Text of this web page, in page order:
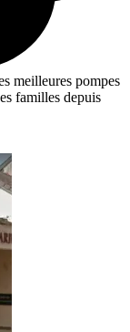
meilleures pompes
familles depuis